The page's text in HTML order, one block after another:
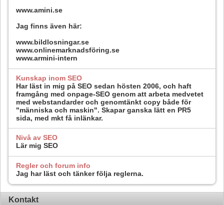
www.amini.se
Jag finns även här:
www.bildlosningar.se
www.onlinemarknadsföring.se
www.armini-intern
Kunskap inom SEO
Har läst in mig på SEO sedan hösten 2006, och haft
framgång med onpage-SEO genom att arbeta medvetet
med webstandarder och genomtänkt copy både för
"människa och maskin". Skapar ganska lätt en PR5
sida, med mkt få inlänkar.
Nivå av SEO
Lär mig SEO
Regler och forum info
Jag har läst och tänker följa reglerna.
Kontakt